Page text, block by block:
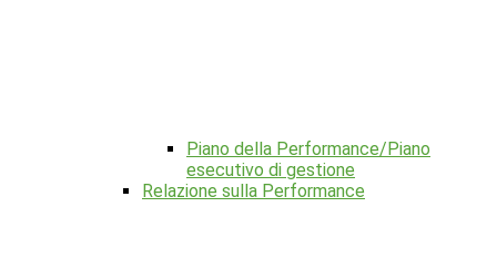
Piano della Performance/Piano
esecutivo di gestione
Relazione sulla Performance